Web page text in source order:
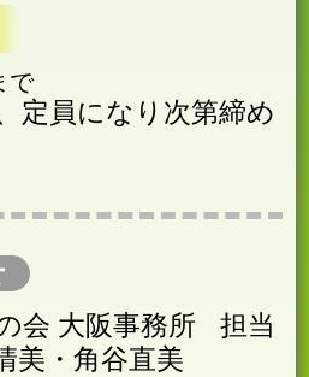
で
定員になり次第締め
会 大阪事務所
担当
美・角谷直美